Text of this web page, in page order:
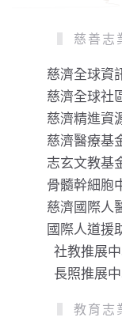
慈善志
慈濟全球資
慈濟全球社
慈濟精進資
慈濟醫療基
志玄文教基
骨髓幹細胞
慈濟國際人
國際人道援
社教推展
長照推展
教育志